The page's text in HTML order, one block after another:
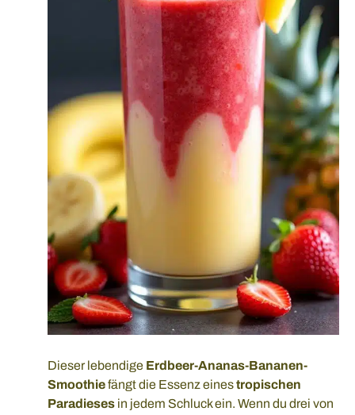
Dieser lebendige Erdbeer-Ananas-Bananen-
Smoothiefängt die Essenz einestropischen
Paradieses in jedem Schluck ein. Wenn du drei von